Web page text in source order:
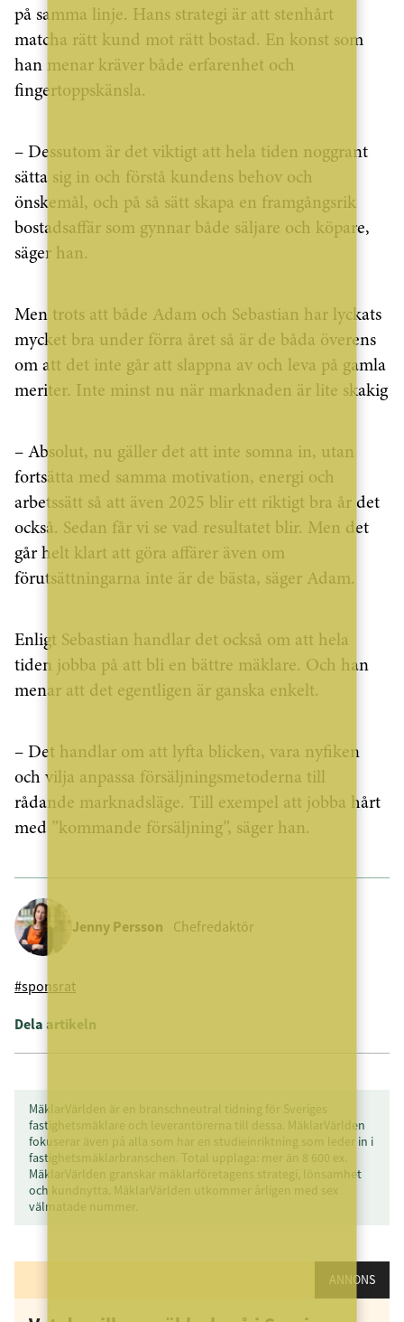
på samma linje. Hans strategi är att stenhårt
matcha rätt kund mot rätt bostad. En konst som
han menar kräver både erfarenhet och
fingertoppskänsla.
– Dessutom är det viktigt att hela tiden noggrant
sätta sig in och förstå kundens behov och
önskemål, och på så sätt skapa en framgångsrik
bostadsaffär som gynnar både säljare och köpare,
säger han.
Men trots att både Adam och Sebastian har lyckats
mycket bra under förra året så är de båda överens
om att det inte går att slappna av och leva på gamla
meriter. Inte minst nu när marknaden är lite skakig
– Absolut, nu gäller det att inte somna in, utan
fortsätta med samma motivation, energi och
arbetssätt så att även 2025 blir ett riktigt bra år det
också. Sedan får vi se vad resultatet blir. Men det
går helt klart att göra affärer även om
förutsättningarna inte är de bästa, säger Adam.
Enligt Sebastian handlar det också om att hela
tiden jobba på att bli en bättre mäklare. Och han
menar att det egentligen är ganska enkelt.
– Det handlar om att lyfta blicken, vara nyfiken
och vilja anpassa försäljningsmetoderna till
rådande marknadsläge. Till exempel att jobba hårt
med ”kommande försäljning”, säger han.
Jenny Persson Chefredaktör
#sponsrat
Dela artikeln
MäklarVärlden är en branschneutral tidning för Sveriges
fastighetsmäklare och leverantörerna till dessa. MäklarVärlden
fokuserar även på alla som har en studieinriktning som leder in i
fastighetsmäklarbranschen. Total upplaga: mer än 8 600 ex.
MäklarVärlden granskar mäklarföretagens strategi, lönsamhet
och kundnytta. MäklarVärlden utkommer årligen med sex
välmatade nummer.
ANNONS